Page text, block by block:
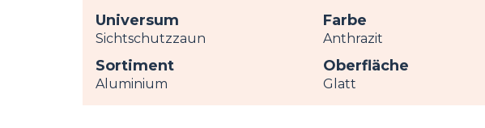
Universum
Sichtschutzzaun
Sortiment
Aluminium
Farbe
Anthrazit
Oberfläche
Glatt